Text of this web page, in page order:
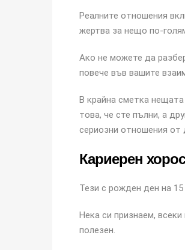
Реалните отношения
жертва за нещо по-
Ако не можете да
повече във вашите
В крайна сметка
това, че сте пълни, а
сериозни отношения от
Кариерен
Тези с рожден ден на
Нека си признаем,
полезен.